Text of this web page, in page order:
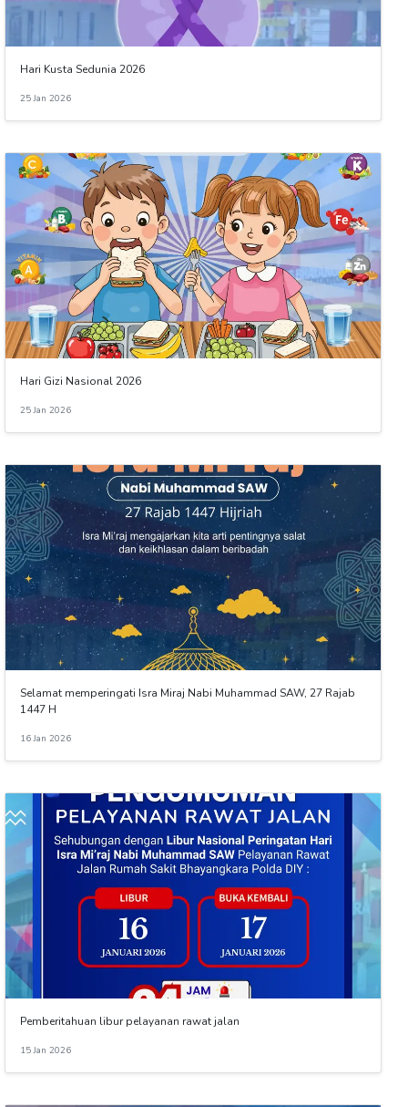
Hari Kusta Sedunia 2026
25 Jan 2026
Hari Gizi Nasional 2026
25 Jan 2026
Selamat memperingati Isra Miraj Nabi Muhammad SAW, 27 Rajab
1447 H
16 Jan 2026
Pemberitahuan libur pelayanan rawat jalan
15 Jan 2026